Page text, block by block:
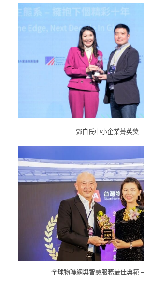
鄧白氏中小企業菁英獎 ​
全球物聯網與智慧服務最佳典範